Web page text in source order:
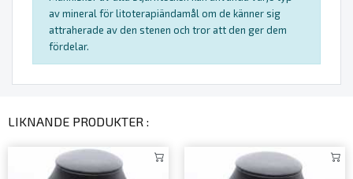
av mineral för litoterapiändamål om de känner sig
attraherade av den stenen och tror att den ger dem
fördelar.
LIKNANDE PRODUKTER :